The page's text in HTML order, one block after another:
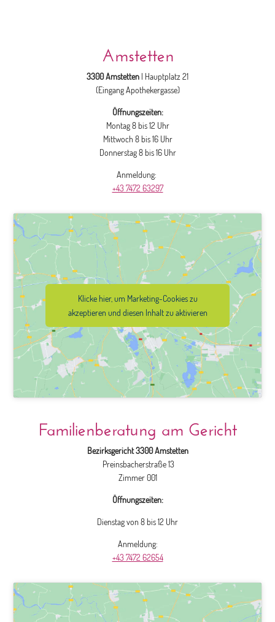
Amstetten
3300 Amstetten | Hauptplatz 21
(Eingang Apothekergasse)
Öffnungszeiten:
Montag 8 bis 12 Uhr
Mittwoch 8 bis 16 Uhr
Donnerstag 8 bis 16 Uhr
Anmeldung:
+43 7472 63297
Klicke hier, um Marketing-Cookies zu
akzeptieren und diesen Inhalt zu aktivieren
Familienberatung am Gericht
Bezirksgericht 3300 Amstetten
Preinsbacherstraße 13
Zimmer 001
Öffnungszeiten:
Dienstag von 8 bis 12 Uhr
Anmeldung:
+43 7472 62654